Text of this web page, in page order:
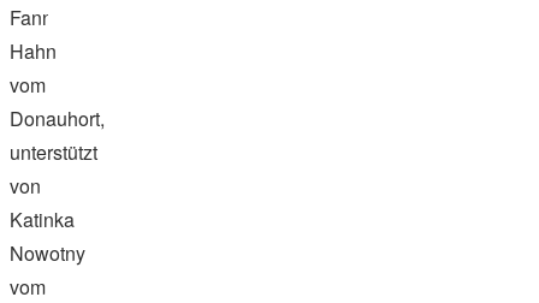
Fanni
Hahn
vom
Donauhort,
unterstützt
von
Katinka
Nowotny
vom